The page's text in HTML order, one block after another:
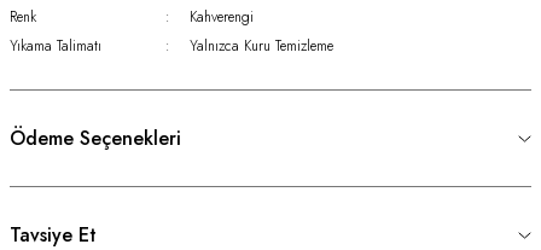
Renk
:
Kahverengi
Yıkama Talimatı
: Yalnızca Kuru Temizleme
Ödeme Seçenekleri
Tavsiye Et